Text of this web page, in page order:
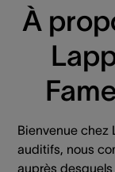
À
Bienvenue chez
auditifs, nous
auprès